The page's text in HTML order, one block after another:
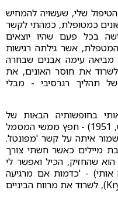
שלי, שעשויה להמחיש
כמטופלת, כמהתי לקשר
בכל פעם שהיו יוצאים
אשר גילתה רגישות
מביאה עימה אבנים שבחרה
לשרוד את חוסר האונים, את
תהליך רגרסיבי - מבלי
בחופשותיה הבאות של
המטפלת, היוו אובייקט מעבר (ויניקוט, 1951) - חפץ ממשי המסמל
איתה על קשר 'מפונטז'.
מיילים כאשר חשתי צורך
שהחזיק, הכיל ואפשר לי
אותי) - 'כדמות אם מרגיעה
ודואגת' (Krystal, 1977 1978a, 1978b), לשרוד את מרווח הביניים